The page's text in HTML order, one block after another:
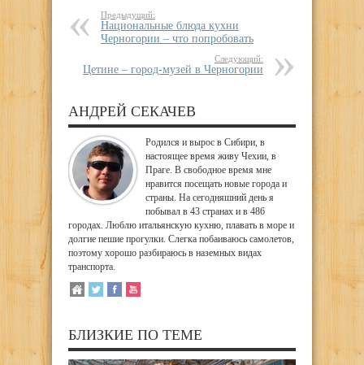
Предыдущий:
Национальные блюда кухни
Черногории – что попробовать
Следующий:
Цетине – город-музей в Черногории
АНДРЕЙ СЕКАЧЕВ
Родился и вырос в Сибири, в
настоящее время живу Чехии, в
Праге. В свободное время мне
нравится посещать новые города и
страны. На сегодняшний день я
побывал в 43 странах и в 486
городах. Люблю итальянскую кухню, плавать в море и
долгие пешие прогулки. Слегка побаиваюсь самолетов,
поэтому хорошо разбираюсь в наземных видах
транспорта.
БЛИЗКИЕ ПО ТЕМЕ